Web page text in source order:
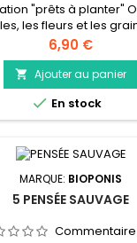
"prêts à planter"
les fleurs et les
légèrement
sauces ou dans les
Les fleurs de
un avantage
elles...
Prix
6,90 €
 Ajouter au panier
 En stock
MARQUE: BIOPONIS
5 PENSÉE SAUVAGE